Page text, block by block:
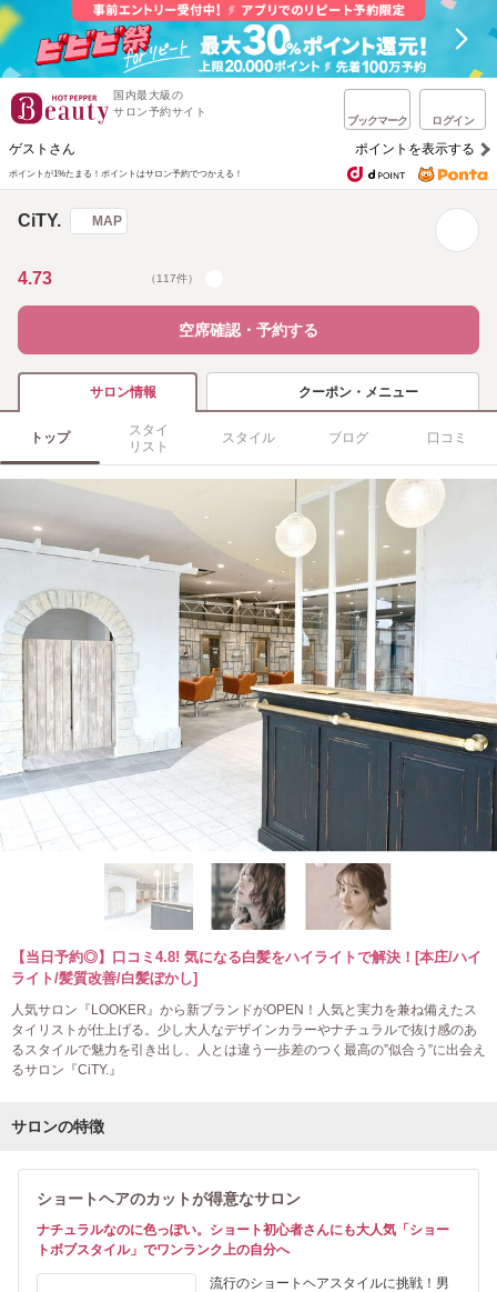
国内最大級の
サロン予約サイト
ブックマーク ログイン
ゲストさん ポイントを表示する
ポイントが1%たまる！ ポイントはサロン予約でつかえる！
CiTY. MAP
4.73 （117件）
空席確認・予約する
サロン情報 クーポン・メニュー
トップ
スタイ
リスト
スタイル ブログ 口コミ
【当日予約◎】口コミ4.8! 気になる白髪をハイライトで解決！[本庄/ハイ
ライト/髪質改善/白髪ぼかし]
人気サロン『LOOKER』から新ブランドがOPEN！人気と実力を兼ね備えたス
タイリストが仕上げる。少し大人なデザインカラーやナチュラルで抜け感のあ
るスタイルで魅力を引き出し、人とは違う一歩差のつく最高の”似合う”に出会え
るサロン『CiTY.』
サロンの特徴
ショートヘアのカットが得意なサロン
ナチュラルなのに色っぽい。ショート初心者さんにも大人気「ショー
トボブスタイル」でワンランク上の自分へ
流行のショートヘアスタイルに挑戦！男